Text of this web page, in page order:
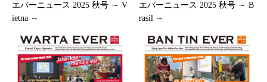
エバーニュース 2025 秋号 ～ V
ietna ～
エバーニュース 2025 秋号 ～ B
rasil ～